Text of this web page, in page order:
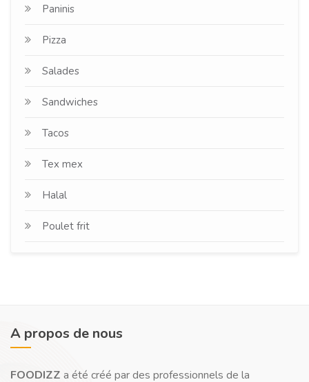
Paninis
Pizza
Salades
Sandwiches
Tacos
Tex mex
Halal
Poulet frit
A propos de nous
FOODIZZ a été créé par des professionnels de la